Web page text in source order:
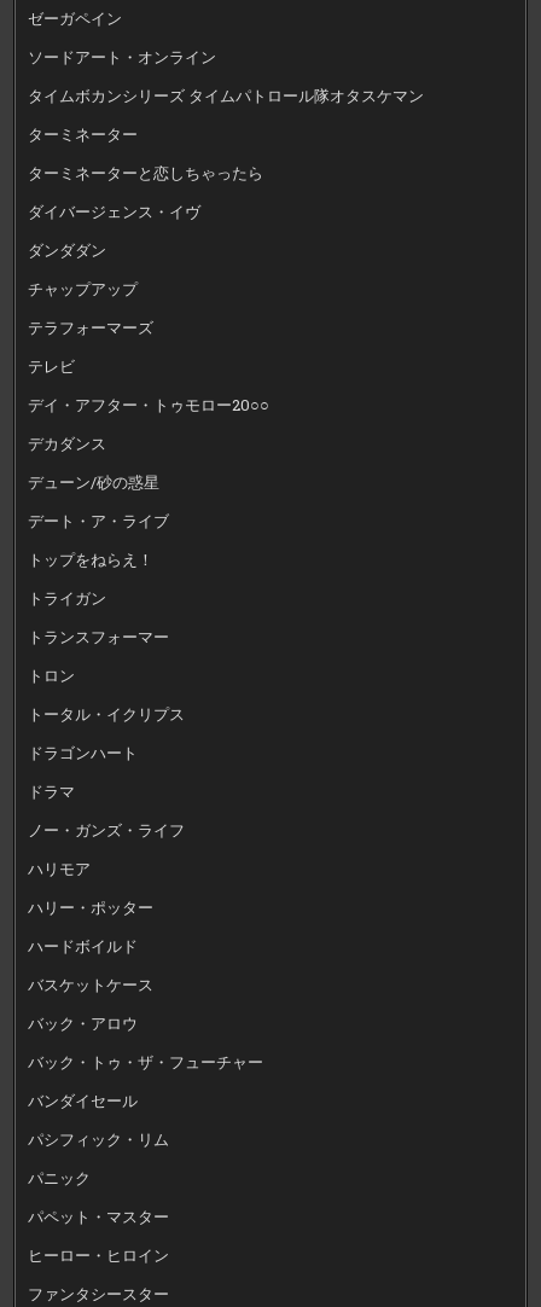
ゼーガペイン
ソードアート・オンライン
タイムボカンシリーズ タイムパトロール隊オタスケマン
ターミネーター
ターミネーターと恋しちゃったら
ダイバージェンス・イヴ
ダンダダン
チャップアップ
テラフォーマーズ
テレビ
デイ・アフター・トゥモロー20○○
デカダンス
デューン/砂の惑星
デート・ア・ライブ
トップをねらえ！
トライガン
トランスフォーマー
トロン
トータル・イクリプス
ドラゴンハート
ドラマ
ノー・ガンズ・ライフ
ハリモア
ハリー・ポッター
ハードボイルド
バスケットケース
バック・アロウ
バック・トゥ・ザ・フューチャー
バンダイセール
パシフィック・リム
パニック
パペット・マスター
ヒーロー・ヒロイン
ファンタシースター